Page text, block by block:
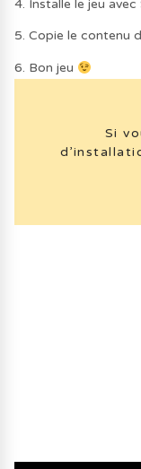
4. Installe le jeu avec
5. Copie le contenu
6. Bon jeu
Si